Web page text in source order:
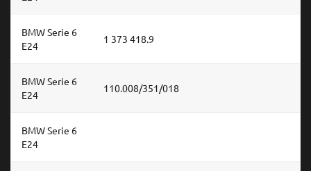
BMW Serie 6
E24
1 373 418.9
BMW Serie 6
E24
110.008/351/018
BMW Serie 6
E24